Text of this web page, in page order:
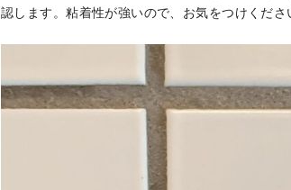
認します。粘着性が強いので、お気をつけくださ